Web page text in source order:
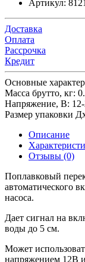
Артикул: 8121
Доставка
Оплата
Рассрочка
Кредит
Основные
Масса брутто, кг:
Напряжение, В:
Размер упаковки
Описание
Отзывы (0)
Поплавковый
автоматического
насоса.
Дает сигнал на
воды до 5 см.
Может
напряжением 12В